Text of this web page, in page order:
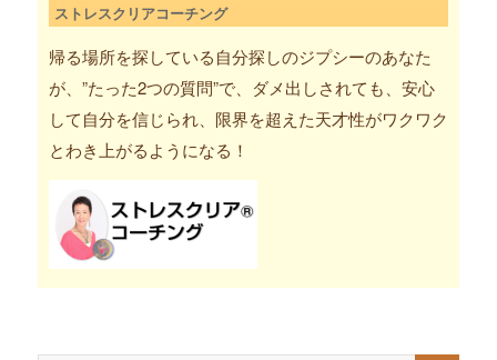
ストレスクリアコーチング
帰る場所を探している自分探しのジプシーのあなた
が、”たった2つの質問”で、ダメ出しされても、安心
して自分を信じられ、限界を超えた天才性がワクワク
とわき上がるようになる！